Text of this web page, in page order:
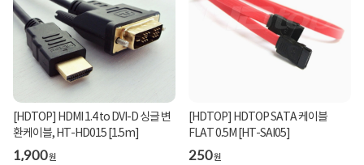
[HDTOP] HDMI 1.4 to DVI-D 싱글 변
환케이블, HT-HD015 [1.5m]
1,900원
[HDTOP] HDTOP SATA 케이블
FLAT 0.5M [HT-SAI05]
250원